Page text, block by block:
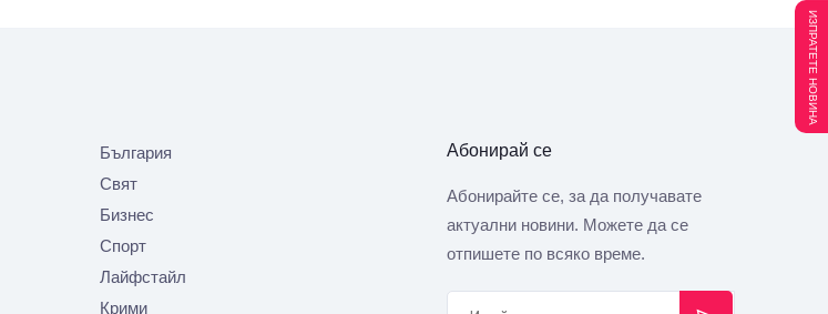
ИЗПРАТЕТЕ НОВИНА
България
Свят
Бизнес
Спорт
Лайфстайл
Крими
Абонирай се
Абонирайте се, за да получавате
актуални новини. Можете да се
отпишете по всяко време.